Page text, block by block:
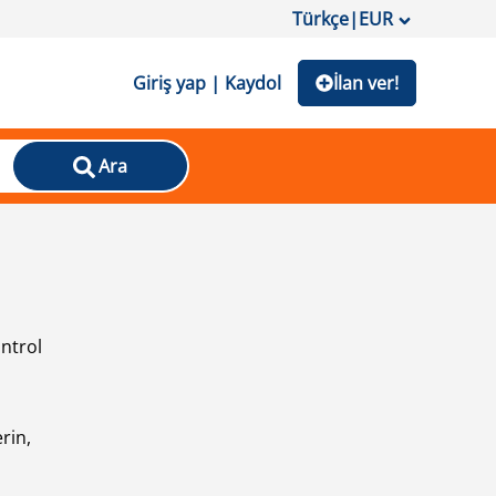
Türkçe|EUR
Giriş yap | Kaydol İlan ver!
Ara